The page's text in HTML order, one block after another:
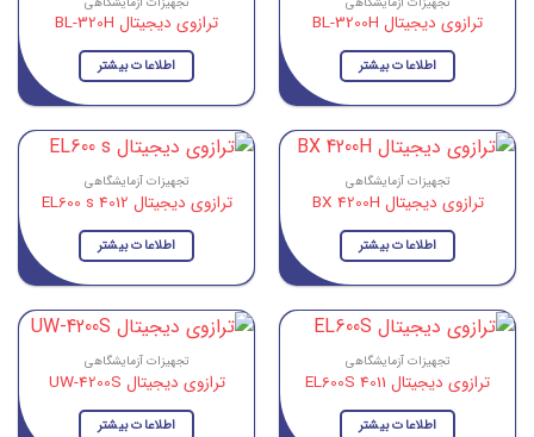
ترازوی دیجیتال BL-3200H
اطلاعات بیشتر
ترازوی دیجیتال BL-320H
اطلاعات بیشتر
تجهیزات آزمایشگاهی
ترازوی دیجیتال BX 4200H
اطلاعات بیشتر
تجهیزات آزمایشگاهی
ترازوی دیجیتال EL600 s 4012
اطلاعات بیشتر
تجهیزات آزمایشگاهی
ترازوی دیجیتال EL600S 4011
اطلاعات بیشتر
تجهیزات آزمایشگاهی
ترازوی دیجیتال UW-4200S
اطلاعات بیشتر